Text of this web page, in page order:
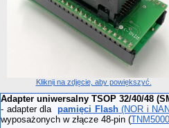
Kliknij na zdjęcie, aby powiększyć.
Adapter uniwersalny TSOP 32/40/48
- adapter dlapamięci Flash(NOR i
wyposażonych w złącze 48-pin (TNM5000